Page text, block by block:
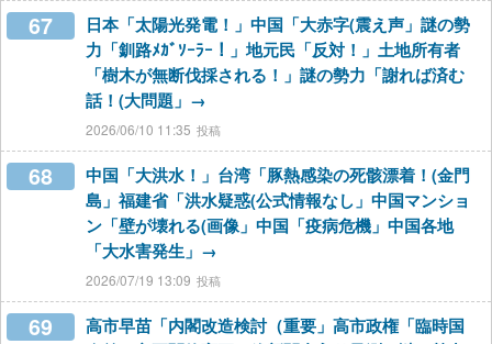
67
日本「太陽光発電！」中国「大赤字(震え声」謎の勢
力「釧路ﾒｶﾞｿｰﾗｰ！」地元民「反対！」土地所有者
「樹木が無断伐採される！」謎の勢力「謝れば済む
話！(大問題」→
2026/06/10 11:35
68
中国「大洪水！」台湾「豚熱感染の死骸漂着！(金門
島」福建省「洪水疑惑(公式情報なし」中国マンショ
ン「壁が壊れる(画像」中国「疫病危機」中国各地
「大水害発生」→
2026/07/19 13:09
69
高市早苗「内閣改造検討（重要」高市政権「臨時国